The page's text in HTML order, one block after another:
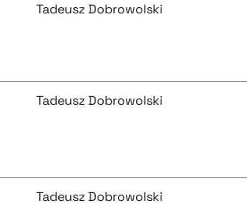
Tadeusz Dobrowolski
Tadeusz Dobrowolski
Tadeusz Dobrowolski